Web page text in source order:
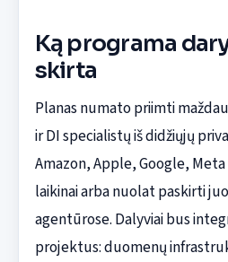
Ką programa
skirta
Planas numato priimti
ir DI specialistų iš didžiųjų
Amazon, Apple, Google,
laikinai arba nuolat paskirti
agentūrose. Dalyviai bus
projektus: duomenų